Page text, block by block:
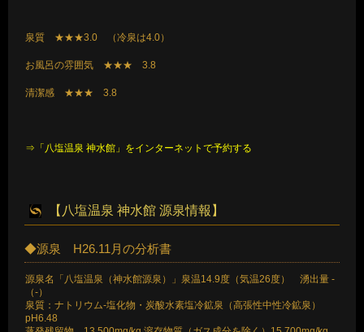
泉質 ★★★3.0 （冷泉は4.0）
お風呂の雰囲気 ★★★ 3.8
清潔感 ★★★ 3.8
⇒「八塩温泉 神水館」をインターネットで予約する
【八塩温泉 神水館 源泉情報】
◆源泉 H26.11月の分析書
源泉名「八塩温泉（神水館源泉）」泉温14.9度（気温26度） 湧出量 -
（-）
泉質：ナトリウム-塩化物・炭酸水素塩冷鉱泉（高張性中性冷鉱泉）
pH6.48